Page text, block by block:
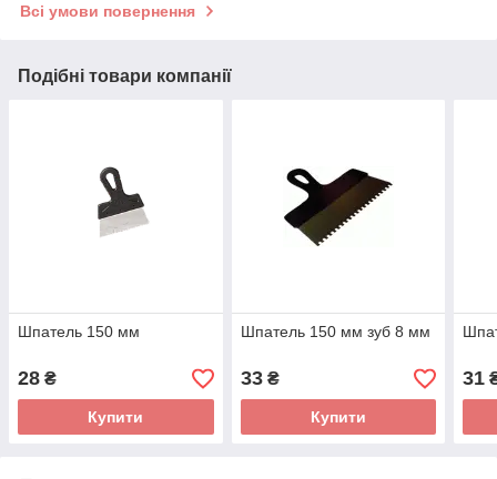
Всі умови повернення
Подібні товари компанії
Шпатель 150 мм
28 ₴
Купити
Шпатель 150 мм зуб 8 мм
33₴
Купити
31